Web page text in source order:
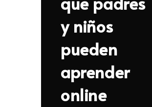
y niños
pueden
aprender
online